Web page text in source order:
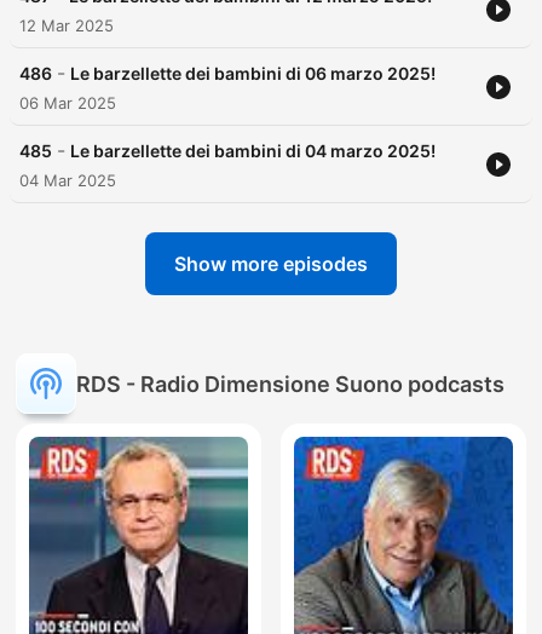
12 Mar 2025
486 - Le barzellette dei bambini di 06 marzo 2025!
06 Mar 2025
485 - Le barzellette dei bambini di 04 marzo 2025!
04 Mar 2025
Show more episodes
RDS - Radio Dimensione Suono podcasts